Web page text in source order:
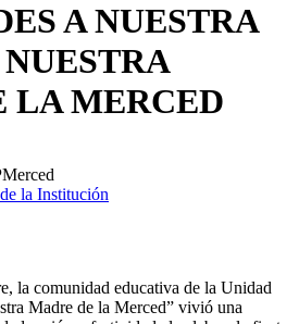
A NUESTRA
LA MERCED
la Institución
la comunidad educativa de la Unidad
Madre de la Merced” vivió una